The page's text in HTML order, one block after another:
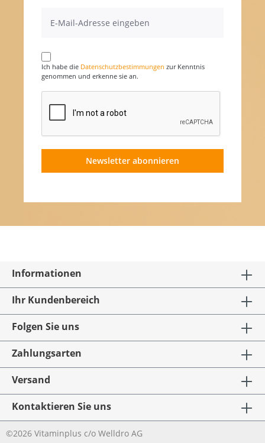
Ich habe die Datenschutzbestimmungen zur Kenntnis
genommen und erkenne sie an.
Newsletter abonnieren
Informationen
Ihr Kundenbereich
Folgen Sie uns
Zahlungsarten
Versand
Kontaktieren Sie uns
©2026 Vitaminplus c/o Welldro AG